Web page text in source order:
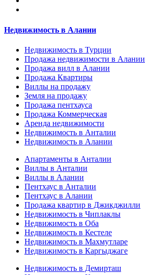
Недвижимость в Алании
Недвижимость в Турции
Продажа недвижимости в Алании
Продажа вилл в Алании
Продажа Квартиры
Виллы на продажу
Земля на продажу
Продажа пентхауса
Продажа Коммерческая
Аренда недвижимости
Недвижимость в Анталии
Недвижимость в Алании
Апартаменты в Анталии
Виллы в Анталии
Виллы в Алании
Пентхаус в Анталии
Пентхаус в Алании
Продажа квартир в Джикджилли
Недвижимость в Чиплаклы
Недвижимость в Оба
Недвижимость в Кестеле
Недвижимость в Махмутларе
Недвижимость в Каргыджаге
Недвижимость в Демирташ